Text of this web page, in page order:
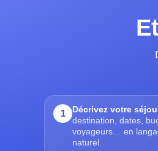
1
Décrivez votre
destination, dates,
voyageurs… en
naturel.